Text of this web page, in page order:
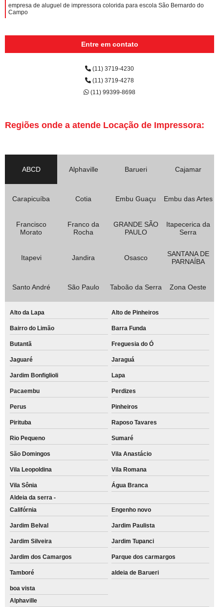
empresa de aluguel de impressora colorida para escola São Bernardo do
Campo
Entre em contato
(11) 3719-4230
(11) 3719-4278
(11) 99399-8698
Regiões onde a atende Locação de Impressora:
ABCD Alphaville Barueri Cajamar
Carapicuíba Cotia Embu Guaçu Embu das Artes
Francisco
Morato
Franco da
Rocha
GRANDE SÃO
PAULO
Itapecerica da
Serra
Itapevi Jandira Osasco
SANTANA DE
PARNAÍBA
Santo André São Paulo Taboão da Serra Zona Oeste
Alto da Lapa Alto de Pinheiros
Bairro do Limão Barra Funda
Butantã Freguesia do Ó
Jaguaré Jaraguá
Jardim Bonfiglioli Lapa
Pacaembu Perdizes
Perus Pinheiros
Pirituba Raposo Tavares
Rio Pequeno Sumaré
São Domingos Vila Anastácio
Vila Leopoldina Vila Romana
Vila Sônia
Água Branca
Aldeia da serra -
Califórnia
Engenho novo
Jardim Belval Jardim Paulista
Jardim Silveira Jardim Tupanci
Jardim dos Camargos Parque dos carmargos
Tamboré aldeia de Barueri
boa vista
Alphaville